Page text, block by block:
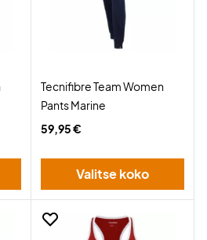
Tecnifibre Team Women
Pants Marine
59,95 €
Valitse koko